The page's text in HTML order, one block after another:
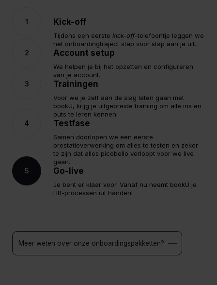
Kick-off
Tijdens een eerste kick-off-telefoontje leggen we
het onboardingtraject stap voor stap aan je uit.
Account setup
We helpen je bij het opzetten en configureren
van je account.
Trainingen
Voor we je zelf aan de slag laten gaan met
bookU, krijg je uitgebreide training om alle ins en
outs te leren kennen.
Testfase
Samen doorlopen we een eerste
prestatieverwerking om alles te testen en zeker
te zijn dat alles picobello verloopt voor we live
gaan.
Go-live
Je bent er klaar voor. Vanaf nu neemt bookU je
HR-processen uit handen!
Meer weten over onze onboardingspakketten?